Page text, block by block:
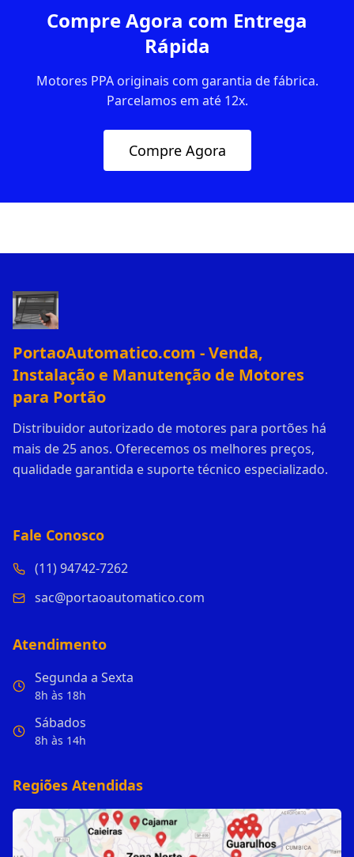
Compre Agora com Entrega
Rápida
Motores PPA originais com garantia de fábrica.
Parcelamos em até 12x.
Compre Agora
PortaoAutomatico.com - Venda,
Instalação e Manutenção de Motores
para Portão
Distribuidor autorizado de motores para portões há
mais de 25 anos. Oferecemos os melhores preços,
qualidade garantida e suporte técnico especializado.
Fale Conosco
(11) 94742-7262
sac@portaoautomatico.com
Atendimento
Segunda a Sexta
8h às 18h
Sábados
8h às 14h
Regiões Atendidas